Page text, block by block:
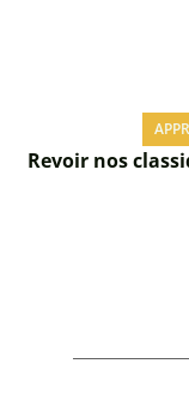
Revoir nos